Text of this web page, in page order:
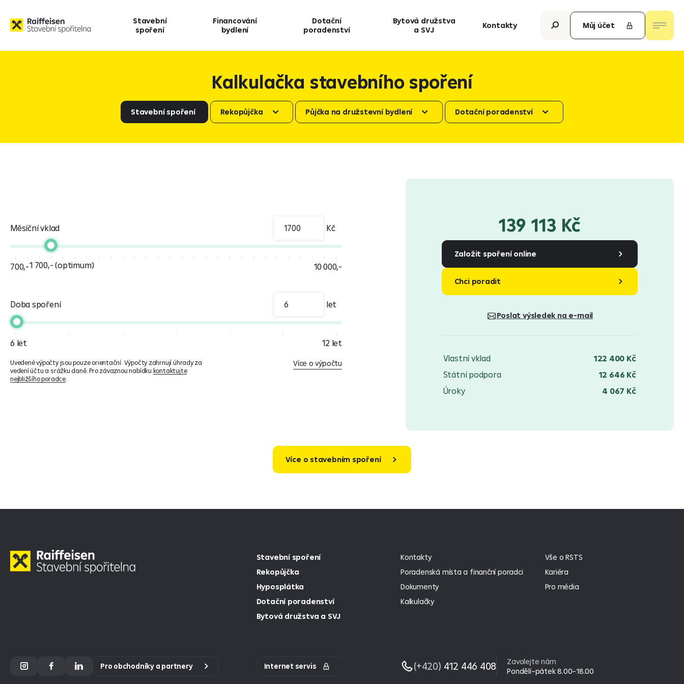
Stavební
spoření
Financování
bydlení
Dotační
poradenství
Bytová družstva
a SVJ
Kontakty Můj účet
Kalkulačka stavebního spoření
Stavební spoření Rekopůjčka Půjčka na družstevní bydlení Dotační poradenství
Měsíční vklad Kč
700,-1 700,- (optimum) 10 000,-
Doba spoření let
6 let 12 let
139 113 Kč
Založit spoření online
Chci poradit
Poslat výsledek na e-mail
Vlastní vklad
122 400 Kč
Státní podpora
12 646 Kč
Úroky
4 067 Kč
Uvedené výpočty jsou pouze orientační. Výpočty zahrnují úhrady za
vedení účtu a srážku daně. Pro závaznou nabídku kontaktujte
nejbližšího poradce.
Více o výpočtu
Více o stavebním spoření
Stavební spoření
Rekopůjčka
Hyposplátka
Dotační poradenství
Bytová družstva a SVJ
Kontakty
Poradenská místa a finanční poradci
Dokumenty
Kalkulačky
Vše o RSTS
Kariéra
Pro média
(+420) 412 446 408
Zavolejte nám
Pondělí–pátek 8.00–18.00
Pro obchodníky a partnery Internet servis